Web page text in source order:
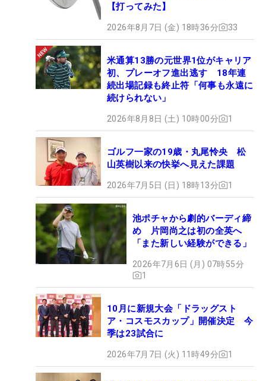
【打ってみた】
2026年8月7日 (金) 18時36分 33
米通算13勝の元世界1位がキャリア
初、プレーオフ進出逃す 18年連
続出場記録も終止符「何事も永遠に
続けられない」
2026年8月8日 (土) 10時00分 1
ゴルフ一家の19歳・丸尾怜央 松
山英樹以来の快挙へ見えた課題
2026年7月5日 (日) 18時13分 1
池ポチャから劇的バーディ締
め 片岡尚之は初の全英へ
「また新しい経験ができる」
2026年7月6日 (月) 07時55分
1
10月に新規大会「ドラッグスト
ア・コスモスカップ」開催決定 今
季は23試合に
2026年7月7日 (火) 11時49分 1